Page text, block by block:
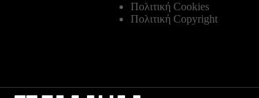
Πολιτική Cookies
Πολιτική Copyright